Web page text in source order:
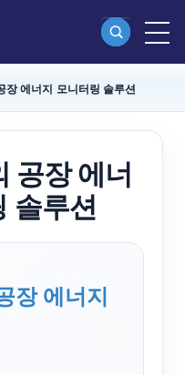
(WEM2067)
(WEM3080T)
(WEM3046T)
에너지 모니터링 솔루션
공장 에너
솔루션
장 에너지